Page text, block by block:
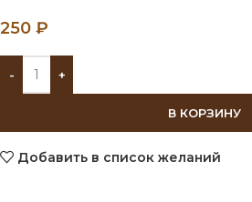
250 ₽
В КОРЗИНУ
Добавить в список желаний